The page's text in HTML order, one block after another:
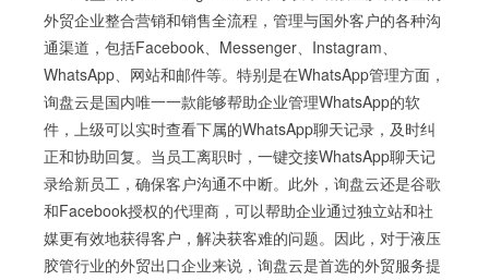
外贸企业整合营销和销售全流程，管理与国外客户的各种沟
通渠道，包括Facebook、Messenger、Instagram、
WhatsApp、网站和邮件等。特别是在WhatsApp管理方面，
询盘云是国内唯一一款能够帮助企业管理WhatsApp的软
件，上级可以实时查看下属的WhatsApp聊天记录，及时纠
正和协助回复。当员工离职时，一键交接WhatsApp聊天记
录给新员工，确保客户沟通不中断。此外，询盘云还是谷歌
和Facebook授权的代理商，可以帮助企业通过独立站和社
媒更有效地获得客户，解决获客难的问题。因此，对于液压
胶管行业的外贸出口企业来说，询盘云是首选的外贸服务提